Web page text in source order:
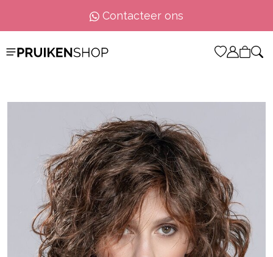
Contacteer ons